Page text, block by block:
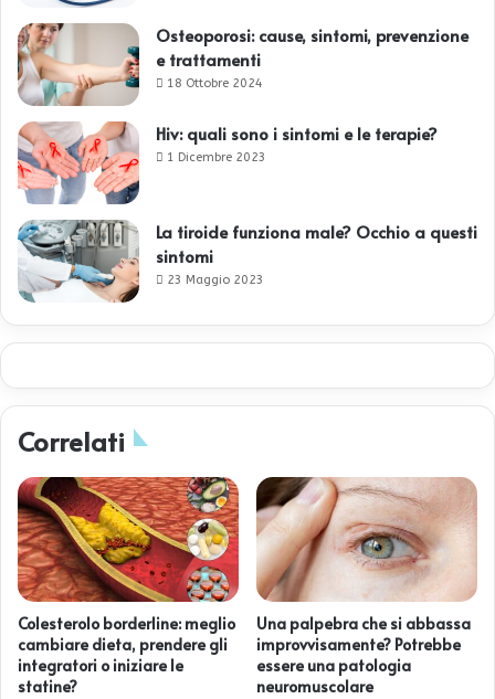
Osteoporosi: cause, sintomi, prevenzione
e trattamenti
18 Ottobre 2024
Hiv: quali sono i sintomi e le terapie?
1 Dicembre 2023
La tiroide funziona male? Occhio a questi
sintomi
23 Maggio 2023
Correlati
Colesterolo borderline: meglio
cambiare dieta, prendere gli
integratori o iniziare le
statine?
Una palpebra che si abbassa
improvvisamente? Potrebbe
essere una patologia
neuromuscolare